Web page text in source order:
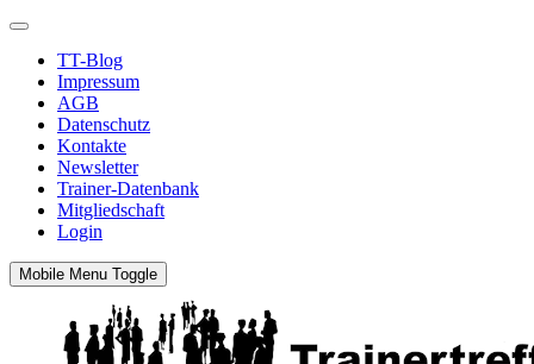
TT-Blog
Impressum
AGB
Datenschutz
Kontakte
Newsletter
Trainer-Datenbank
Mitgliedschaft
Login
Mobile Menu Toggle